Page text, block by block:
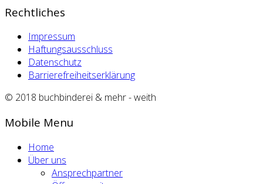
Rechtliches
Impressum
Haftungsausschluss
Datenschutz
Barrierefreiheitserklärung
© 2018 buchbinderei & mehr - weith
Mobile Menu
Home
Über uns
Ansprechpartner